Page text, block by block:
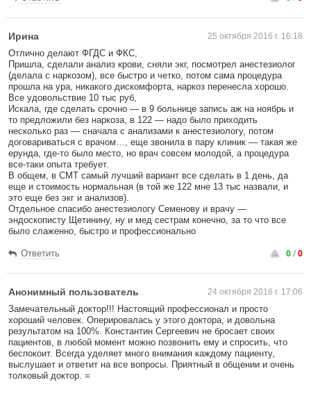
Ирина 25 октября 2016 г. 16:18
Отлично делают ФГДС и ФКС,
Пришла, сделали анализ крови, сняли экг, посмотрел анестезиолог
(делала с наркозом), все быстро и четко, потом сама процедура
прошла на ура, никакого дискомфорта, наркоз перенесла хорошо.
Все удовольствие 10 тыс руб,
Искала, где сделать срочно — в 9 больнице запись аж на ноябрь и
то предложили без наркоза, в 122 — надо было приходить
несколько раз — сначала с анализами к анестезиологу, потом
договариваться с врачом…, еще звонила в пару клиник — такая же
ерунда, где-то было место, но врач совсем молодой, а процедура
все-таки опыта требует.
В общем, в СМТ самый лучший вариант все сделать в 1 день, да
еще и стоимость нормальная (в той же 122 мне 13 тыс назвали, и
это еще без экг и анализов).
Отдельное спасибо анестезиологу Семенову и врачу —
эндоскописту Щетинину, ну и мед сестрам конечно, за то что все
было слаженно, быстро и профессионально
Ответить 0/0
Анонимный пользователь 24 октября 2016 г. 17:06
Замечательный доктор!!! Настоящий профессионал и просто
хороший человек. Оперировалась у этого доктора, и довольна
результатом на 100%. Константин Сергеевич не бросает своих
пациентов, в любой момент можно позвонить ему и спросить, что
беспокоит. Всегда уделяет много внимания каждому пациенту,
выслушает и ответит на все вопросы. Приятный в общении и очень
толковый доктор. =